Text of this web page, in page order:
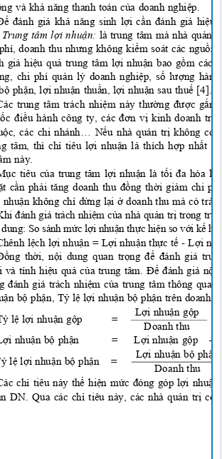
và khả năng thanh toán của doanh nghiệp.
đánh giá khả năng sinh lợi cần đánh giá
Trung tâm lợi nhuận:là trung tâm mà nhà quản
doanh thu nhưng không kiểm soát các
giá hiệu quả trung tâm lợi nhuận bao gồm
chi phí quản lý doanh nghiệp, số lượng
phận, lợi nhuận thuần, lợi nhuận sau thuế [4].
trung tâm trách nhiệm này thường được
điều hành công ty, các đơn vị kinh doanh
các chi nhánh… Nếu nhà quản trị không
tâm, thì chỉ tiêu lợi nhuận là thích hợp nhất
này.
tiêu của trung tâm lợi nhuận là tối đa hóa
cần phải tăng doanh thu đồng thời giảm chi
không chỉ dừng lại ở doanh thu mà có
đánh giá trách nhiệm của nhà quản trị trong
So sánh mức lợi nhuận thực hiện so với kế
lệch lợi nhuận = Lợi nhuận thực tế-Lợi
thời, nội dung quan trọng để đánh giá
và tính hiệu quả của trung tâm. Để đánh giá
đánh giá trách nhiệm của trung tâm thông
bộ phận, Tỷ lệ lợi nhuận bộ phận trên doanh
Lợi nhuận gộp
Doanh thu
Lợi nhuận gộp
–
Lợi nhuận bộ
ỷ lệ lợi nhuận gộp
nhuận bộ phận
=
=
=
lệ lợi nhuận bộ phận
Doanh thu
ác chỉ tiêu này thể hiện mức đóng góp lợi
DN. Qua các chỉ tiêu này, các nhà quản trị